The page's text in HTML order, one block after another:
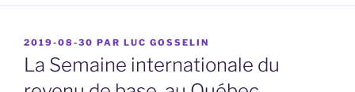
PUBLIÉ
LE
2019-08-30 PAR LUC GOSSELIN
La Semaine internationale du